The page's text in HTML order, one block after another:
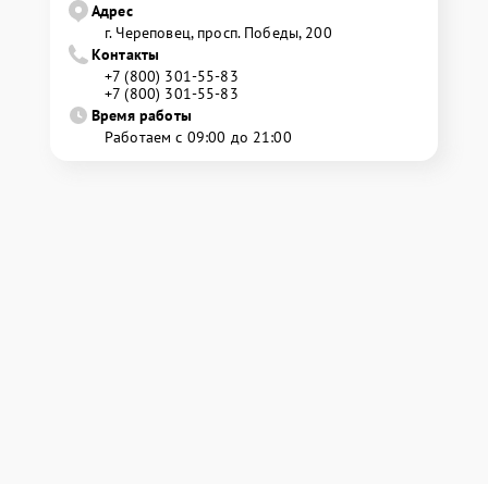
Адрес
г. Череповец, просп. Победы, 200
Контакты
+7 (800) 301-55-83
+7 (800) 301-55-83
Время работы
Работаем с 09:00 до 21:00